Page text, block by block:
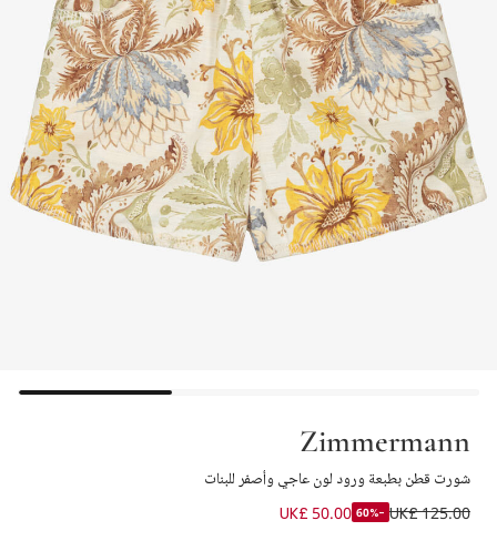
Zimmermann
شورت قطن بطبعة ورود لون عاجي وأصفر للبنات
UK£ 125.00
-60%
UK£ 50.00